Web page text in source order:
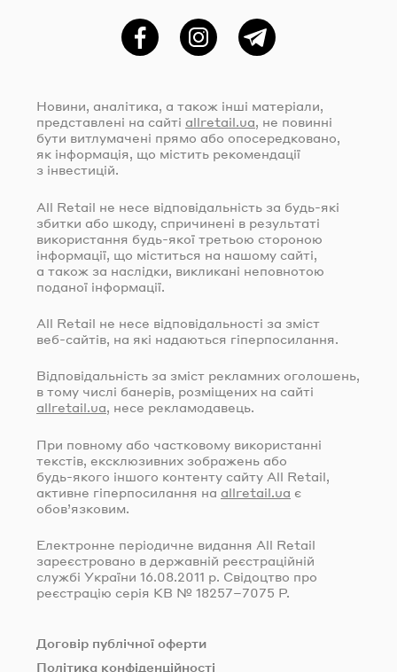
ФейсбукInstagramTelegram
Новини, аналітика, а також інші матеріали,
представлені на сайті allretail.ua, не повинні
бути витлумачені прямо або опосередковано,
як інформація, що містить рекомендації
з інвестицій.
All Retail не несе відповідальність за будь-які
збитки або шкоду, спричинені в результаті
використання будь-якої третьою стороною
інформації, що міститься на нашому сайті,
а також за наслідки, викликані неповнотою
поданої інформації.
All Retail не несе відповідальності за зміст
веб-сайтів, на які надаються гіперпосилання.
Відповідальність за зміст рекламних оголошень,
в тому числі банерів, розміщених на сайті
allretail.ua, несе рекламодавець.
При повному або частковому використанні
текстів, ексклюзивних зображень або
будь-якого іншого контенту сайту All Retail,
активне гіперпосилання на allretail.ua є
обов’язковим.
Електронне періодичне видання All Retail
зареєстровано в державній реєстраційній
службі України 16.08.2011 р. Свідоцтво про
реєстрацію серія КВ № 18257–7075 Р.
Договір публічної оферти
Політика конфіденційності